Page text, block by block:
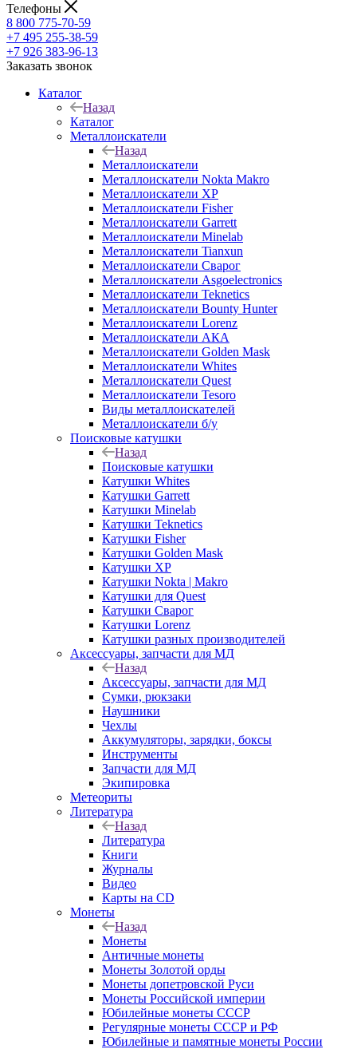
Телефоны
8 800 775-70-59
+7 495 255-38-59
+7 926 383-96-13
Заказать звонок
Каталог
Назад
Каталог
Металлоискатели
Назад
Металлоискатели
Металлоискатели Nokta Makro
Металлоискатели XP
Металлоискатели Fisher
Металлоискатели Garrett
Металлоискатели Minelab
Металлоискатели Tianxun
Металлоискатели Сварог
Металлоискатели Asgoelectronics
Металлоискатели Teknetics
Металлоискатели Bounty Hunter
Металлоискатели Lorenz
Металлоискатели АКА
Металлоискатели Golden Mask
Металлоискатели Whites
Металлоискатели Quest
Металлоискатели Tesoro
Виды металлоискателей
Металлоискатели б/у
Поисковые катушки
Назад
Поисковые катушки
Катушки Whites
Катушки Garrett
Катушки Minelab
Катушки Teknetics
Катушки Fisher
Катушки Golden Mask
Катушки XP
Катушки Nokta | Makro
Катушки для Quest
Катушки Сварог
Катушки Lorenz
Катушки разных производителей
Аксессуары, запчасти для МД
Назад
Аксессуары, запчасти для МД
Сумки, рюкзаки
Наушники
Чехлы
Аккумуляторы, зарядки, боксы
Инструменты
Запчасти для МД
Экипировка
Метеориты
Литература
Назад
Литература
Книги
Журналы
Видео
Карты на CD
Монеты
Назад
Монеты
Античные монеты
Монеты Золотой орды
Монеты допетровской Руси
Монеты Российской империи
Юбилейные монеты СССР
Регулярные монеты СССР и РФ
Юбилейные и памятные монеты России